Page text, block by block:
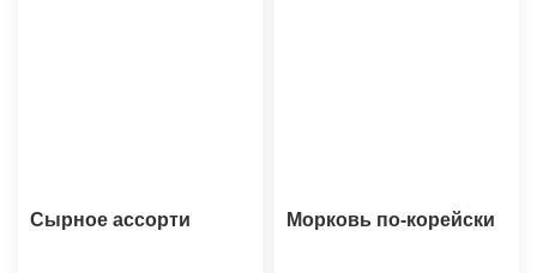
Сырное ассорти Морковь по-корейски